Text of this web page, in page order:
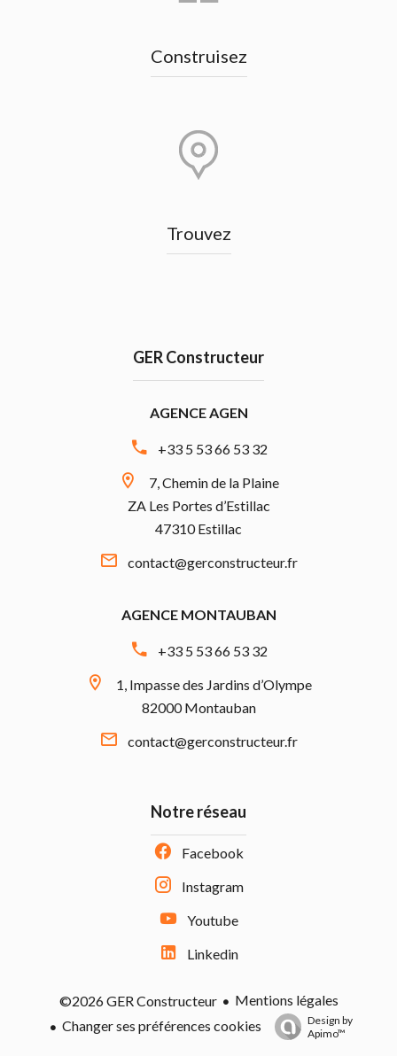
Construisez
Trouvez
GER Constructeur
AGENCE AGEN
+33 5 53 66 53 32
7, Chemin de la Plaine
ZA Les Portes d’Estillac
47310 Estillac
contact@gerconstructeur.fr
AGENCE MONTAUBAN
+33 5 53 66 53 32
1, Impasse des Jardins d’Olympe
82000 Montauban
contact@gerconstructeur.fr
Notre réseau
Facebook
Instagram
Youtube
Linkedin
©2026 GER Constructeur
Mentions légales
Changer ses préférences cookies
Design by
Apimo™